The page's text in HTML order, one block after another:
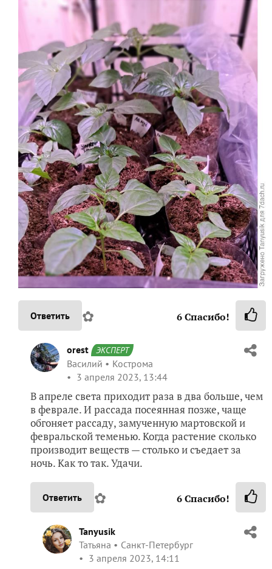
Ответить ✿ 6Спасибо!
orest ЭКСПЕРТ
Василий
Кострома
3 апреля 2023, 13:44
В апреле света приходит раза в два больше, чем
в феврале. И рассада посеянная позже, чаще
обгоняет рассаду, замученную мартовской и
февральской теменью. Когда растение сколько
производит веществ — столько и съедает за
ночь. Как то так. Удачи.
Ответить ✿ 6Спасибо!
Tanyusik
Татьяна
Санкт-Петербург
3 апреля 2023, 14:11